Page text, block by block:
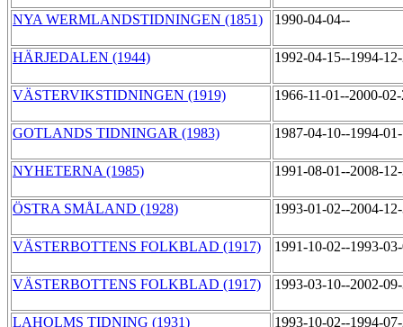
NYA WERMLANDSTIDNINGEN (1851) 1990-04-04--
HÄRJEDALEN (1944) 1992-04-15--1994-
VÄSTERVIKSTIDNINGEN (1919) 1966-11-01--2000-
GOTLANDS TIDNINGAR (1983) 1987-04-10--1994-
NYHETERNA (1985) 1991-08-01--2008-
ÖSTRA SMÅLAND (1928) 1993-01-02--2004-
VÄSTERBOTTENS FOLKBLAD (1917) 1991-10-02--1993-
VÄSTERBOTTENS FOLKBLAD (1917) 1993-03-10--2002-
LAHOLMS TIDNING (1931) 1993-10-02--1994-